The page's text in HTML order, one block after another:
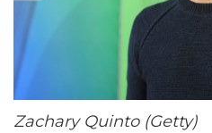
Zachary Quinto (Getty)